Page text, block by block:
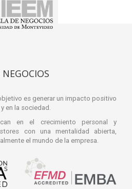
es generar un impacto positivo
en la sociedad.
en el crecimiento personal y
con una mentalidad abierta,
el mundo de la empresa.